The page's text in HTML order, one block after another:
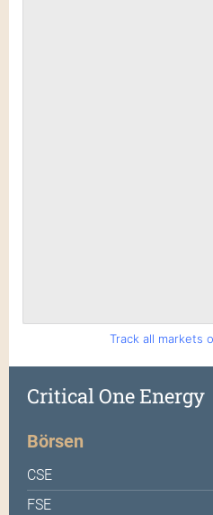
Track all markets
Critical One Energy
Börsen
CSE
FSE